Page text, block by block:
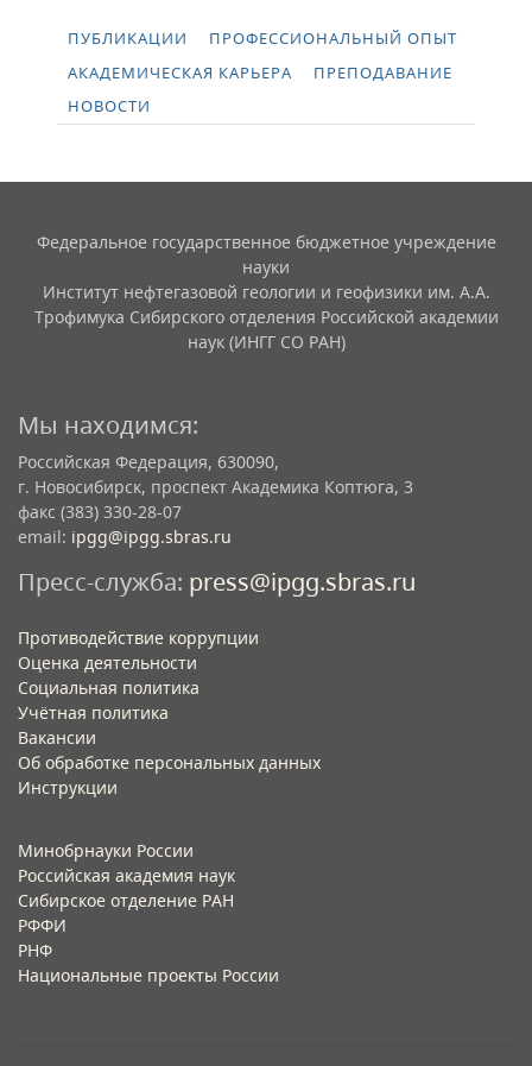
ПУБЛИКАЦИИ
ПРОФЕССИОНАЛЬНЫЙ ОПЫТ
АКАДЕМИЧЕСКАЯ КАРЬЕРА
ПРЕПОДАВАНИЕ
НОВОСТИ
Федеральное государственное бюджетное учреждение
науки
Институт нефтегазовой геологии и геофизики им. А.А.
Трофимука Сибирского отделения Российской академии
наук (ИНГГ СО РАН)
Мы находимся:
Российская Федерация, 630090,
г. Новосибирск, проспект Академика Коптюга, 3
факс (383) 330-28-07
email: ipgg@ipgg.sbras.ru
Пресс-служба: press@ipgg.sbras.ru
Противодействие коррупции
Оценка деятельности
Социальная политика
Учётная политика​
Вакансии​
Об обработке персональных данных​
Инструкции​
Минобрнауки России
Российская академия наук
Сибирское отделение РАН
РФФИ
РНФ
Национальные проекты России